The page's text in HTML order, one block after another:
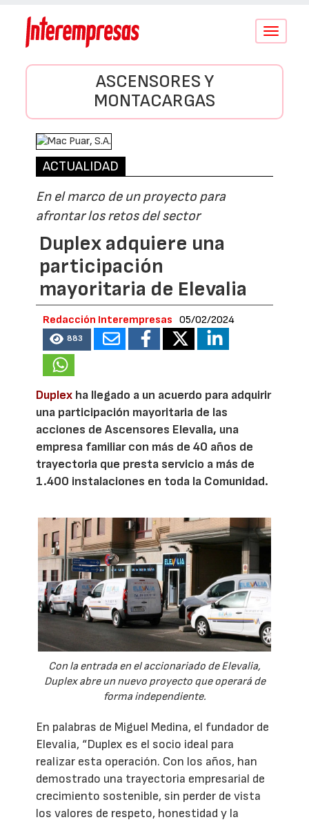
Conmutar
ASCENSORES Y
MONTACARGAS
ACTUALIDAD
En el marco de un proyecto para
afrontar los retos del sector
Duplex adquiere una
participación
mayoritaria de Elevalia
Redacción Interempresas 05/02/2024
883
Duplex ha llegado a un acuerdo para adquirir
una participación mayoritaria de las
acciones de Ascensores Elevalia, una
empresa familiar con más de 40 años de
trayectoria que presta servicio a más de
1.400 instalaciones en toda la Comunidad.
Con la entrada en el accionariado de Elevalia,
Duplex abre un nuevo proyecto que operará de
forma independiente.
En palabras de Miguel Medina, el fundador de
Elevalia, “Duplex es el socio ideal para
realizar esta operación. Con los años, han
demostrado una trayectoria empresarial de
crecimiento sostenible, sin perder de vista
los valores de respeto, honestidad y la